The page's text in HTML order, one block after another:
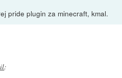
pride plugin za minecraft, kmal.
: